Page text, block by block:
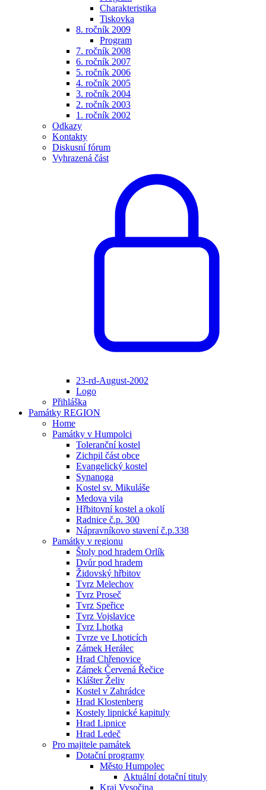
Charakteristika
Tiskovka
8. ročník 2009
Program
7. ročník 2008
6. ročník 2007
5. ročník 2006
4. ročník 2005
3. ročník 2004
2. ročník 2003
1. ročník 2002
Odkazy
Kontakty
Diskusní fórum
Vyhrazená část
23-rd-August-2002
Logo
Přihláška
Památky REGION
Home
Památky v Humpolci
Toleranční kostel
Zichpil část obce
Evangelický kostel
Synanoga
Kostel sv. Mikuláše
Medova vila
Hřbitovní kostel a okolí
Radnice č.p. 300
Nápravníkovo stavení č.p.338
Památky v regionu
Štoly pod hradem Orlík
Dvůr pod hradem
Židovský hřbitov
Tvrz Melechov
Tvrz Proseč
Tvrz Speřice
Tvrz Vojslavice
Tvrz Lhotka
Tvrze ve Lhoticích
Zámek Herálec
Hrad Chřenovice
Zámek Červená Řečice
Klášter Želiv
Kostel v Zahrádce
Hrad Klostenberg
Kostely lipnické kapituly
Hrad Lipnice
Hrad Ledeč
Pro majitele památek
Dotační programy
Město Humpolec
Aktuální dotační tituly
Kraj Vysočina